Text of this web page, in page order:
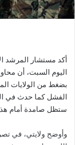
أكد مستشار المرشد
اليوم السبت، أن
بضغط من الولايات
الفشل كما حدث في
ستظل صامدة أمام
وأوضح ولايتي، في